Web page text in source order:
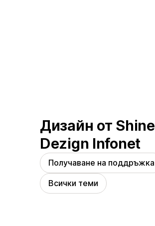
Дизайн от Shine
Dezign Infonet
Получаване на поддръжка
Всички теми